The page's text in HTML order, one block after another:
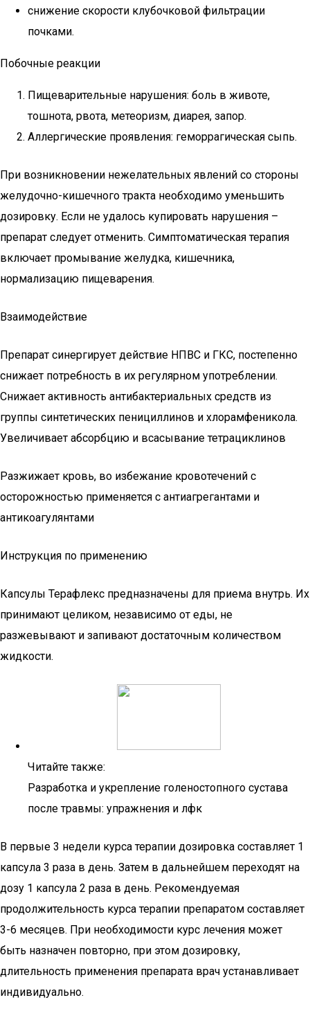
снижение скорости клубочковой фильтрации
почками.
Побочные реакции
Пищеварительные нарушения: боль в животе,
тошнота, рвота, метеоризм, диарея, запор.
Аллергические проявления: геморрагическая сыпь.
При возникновении нежелательных явлений со стороны
желудочно-кишечного тракта необходимо уменьшить
дозировку. Если не удалось купировать нарушения –
препарат следует отменить. Симптоматическая терапия
включает промывание желудка, кишечника,
нормализацию пищеварения.
Взаимодействие
Препарат синергирует действие НПВС и ГКС, постепенно
снижает потребность в их регулярном употреблении.
Снижает активность антибактериальных средств из
группы синтетических пенициллинов и хлорамфеникола.
Увеличивает абсорбцию и всасывание тетрациклинов
Разжижает кровь, во избежание кровотечений с
осторожностью применяется с антиагрегантами и
антикоагулянтами
Инструкция по применению
Капсулы Терафлекс предназначены для приема внутрь. Их
принимают целиком, независимо от еды, не
разжевывают и запивают достаточным количеством
жидкости.
Читайте также:
Разработка и укрепление голеностопного сустава
после травмы: упражнения и лфк
В первые 3 недели курса терапии дозировка составляет 1
капсула 3 раза в день. Затем в дальнейшем переходят на
дозу 1 капсула 2 раза в день. Рекомендуемая
продолжительность курса терапии препаратом составляет
3-6 месяцев. При необходимости курс лечения может
быть назначен повторно, при этом дозировку,
длительность применения препарата врач устанавливает
индивидуально.